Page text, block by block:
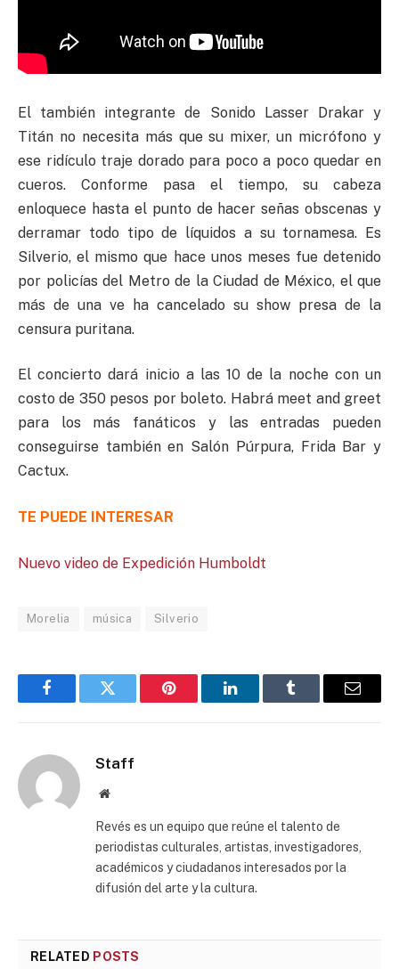
El también integrante de Sonido Lasser Drakar y
Titán no necesita más que su mixer, un micrófono y
ese ridículo traje dorado para poco a poco quedar en
cueros. Conforme pasa el tiempo, su cabeza
enloquece hasta el punto de hacer señas obscenas y
derramar todo tipo de líquidos a su tornamesa. Es
Silverio, el mismo que hace unos meses fue detenido
por policías del Metro de la Ciudad de México, el que
más de una ve ha cancelado su show presa de la
censura puritana.
El concierto dará inicio a las 10 de la noche con un
costo de 350 pesos por boleto. Habrá meet and greet
para los más fanáticos y las entradas pueden
conseguirse también en Salón Púrpura, Frida Bar y
Cactux.
TE PUEDE INTERESAR
Nuevo video de Expedición Humboldt
Morelia música Silverio
FacebookTwitter Pinterest LinkedInTumblr Email
Staff
Website
Revés es un equipo que reúne el talento de
periodistas culturales, artistas, investigadores,
académicos y ciudadanos interesados por la
difusión del arte y la cultura.
RELATED POSTS